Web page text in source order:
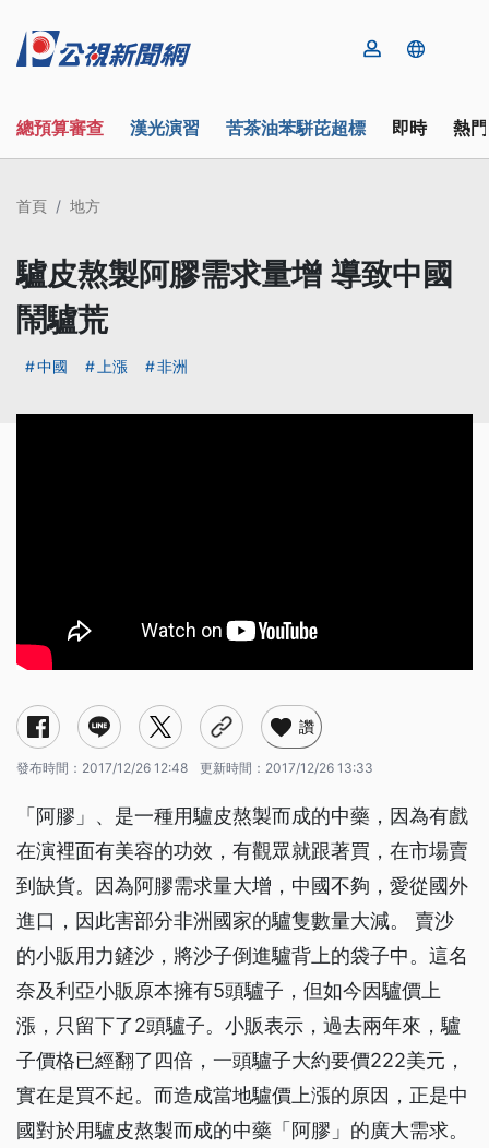
總預算審查 漢光演習 苦茶油苯駢芘超標 即時 熱
首頁 地方
驢皮熬製阿膠需求量增 導致中國
鬧驢荒
中國 上漲 非洲
讚
發布時間： 2017/12/26 12:48 更新時間： 2017/12/26 13:33
「阿膠」、是一種用驢皮熬製而成的中藥，因為有戲
在演裡面有美容的功效，有觀眾就跟著買，在市場賣
到缺貨。因為阿膠需求量大增，中國不夠，愛從國外
進口，因此害部分非洲國家的驢隻數量大減。 賣沙
的小販用力鏟沙，將沙子倒進驢背上的袋子中。這名
奈及利亞小販原本擁有5頭驢子，但如今因驢價上
漲，只留下了2頭驢子。小販表示，過去兩年來，驢
子價格已經翻了四倍，一頭驢子大約要價222美元，
實在是買不起。而造成當地驢價上漲的原因，正是中
國對於用驢皮熬製而成的中藥「阿膠」的廣大需求。